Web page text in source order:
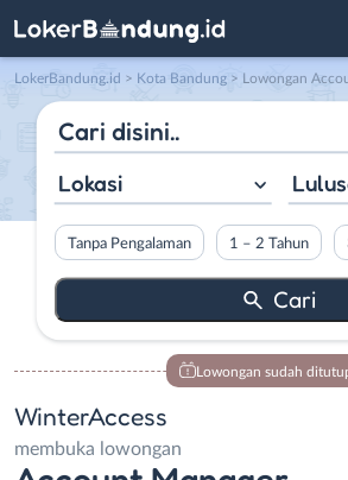
LokerBandung.id > Kota Bandung > Lowongan Account
Lokasi
Tanpa Pengalaman 1 – 2 Tahun
Lowongan sudah
WinterAccess
membuka lowongan